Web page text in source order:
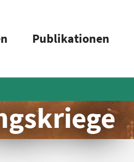
Publikationen